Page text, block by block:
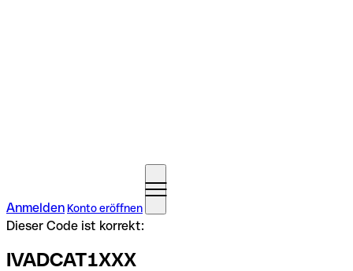
Anmelden Konto eröffnen
Dieser Code ist korrekt:
IVADCAT1XXX